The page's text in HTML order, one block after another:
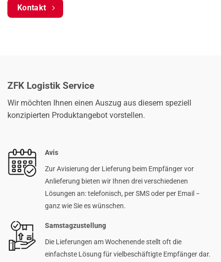
Kontakt
ZFK Logistik Service
Wir möchten Ihnen einen Auszug aus diesem speziell
konzipierten Produktangebot vorstellen.
Avis
Zur Avisierung der Lieferung beim Empfänger vor
Anlieferung bieten wir Ihnen drei verschiedenen
Lösungen an: telefonisch, per SMS oder per Email −
ganz wie Sie es wünschen.
Samstagzustellung
Die Lieferungen am Wochenende stellt oft die
einfachste Lösung für vielbeschäftigte Empfänger dar.